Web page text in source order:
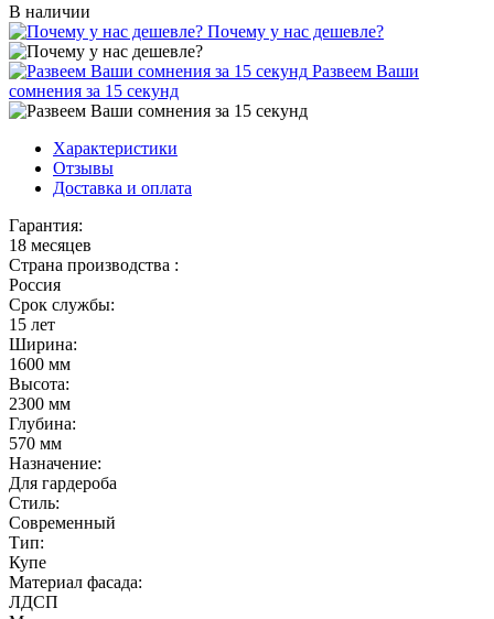
В наличии
Почему у нас дешевле?
Развеем Ваши
сомнения за 15 секунд
Характеристики
Отзывы
Доставка и оплата
Гарантия:
18 месяцев
Страна производства :
Россия
Срок службы:
15 лет
Ширина:
1600 мм
Высота:
2300 мм
Глубина:
570 мм
Назначение:
Для гардероба
Стиль:
Современный
Тип:
Купе
Материал фасада:
ЛДСП